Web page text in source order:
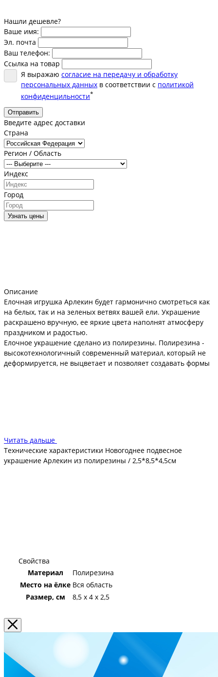
Нашли дешевле?
Ваше имя:
Эл. почта
Ваш телефон:
Ссылка на товар
Я выражаю согласие на передачу и обработку
персональных данных в соответствии с политикой
конфиденцильности*
Отправить
Введите адрес доставки
Страна
Регион / Область
Индекс
Город
Узнать цены
Описание
Елочная игрушка Арлекин будет гармонично смотреться как
на белых, так и на зеленых ветвях вашей ели. Украшение
раскрашено вручную, ее яркие цвета наполнят атмосферу
праздником и радостью.
Елочное украшение сделано из полирезины. Полирезина -
высокотехнологичный современный материал, который не
деформируется, не выцветает и позволяет создавать формы
год.
Читать дальше
Технические характеристики Новогоднее подвесное
украшение Арлекин из полирезины / 2,5*8,5*4,5см
Свойства
Материал
Полирезина
Место на ёлке Вся область
Размер, см
8,5 x 4 x 2,5